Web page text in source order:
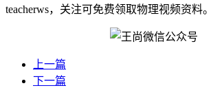
teacherws，关注可免费领取物理视频资料。
上一篇
下一篇